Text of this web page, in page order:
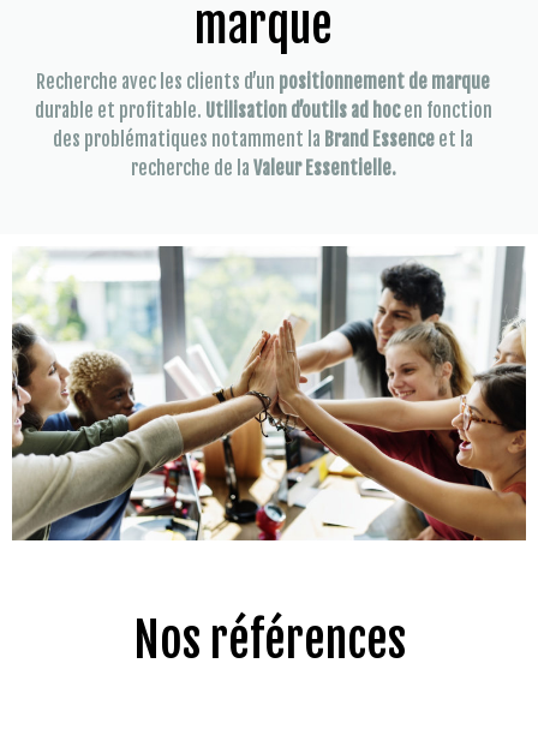
marque
Recherche avec les clients d’un positionnement de marque
durable et profitable. Utilisation d’outils ad hocen fonction
des problématiques notamment la Brand Essence et la
recherche de la Valeur Essentielle.
Nos références